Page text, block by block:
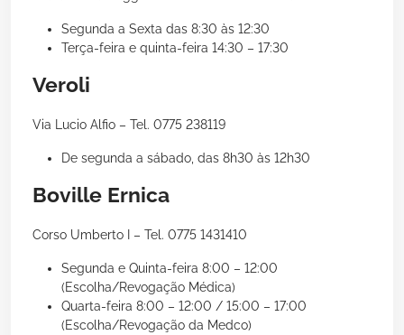
Segunda a Sexta das 8:30 às 12:30
Terça-feira e quinta-feira 14:30 – 17:30
Veroli
Via Lucio Alfio – Tel. 0775 238119
De segunda a sábado, das 8h30 às 12h30
Boville Ernica
Corso Umberto I – Tel. 0775 1431410
Segunda e Quinta-feira 8:00 – 12:00
(Escolha/Revogação Médica)
Quarta-feira 8:00 – 12:00 / 15:00 – 17:00
(Escolha/Revogação da Medco)